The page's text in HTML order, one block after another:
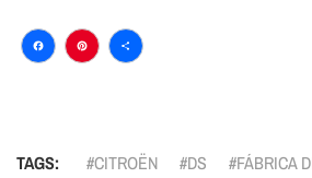
Facebook
Pinterest
Compartir
TAGS: CITROËN DS
FÁBRICA